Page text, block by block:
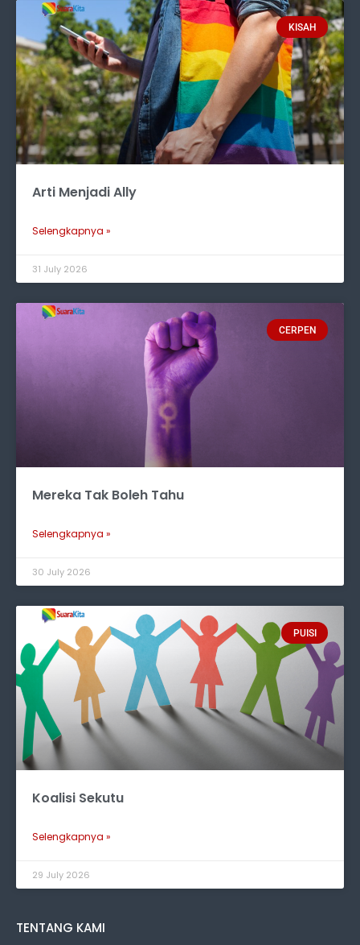
KISAH
Arti Menjadi Ally
Selengkapnya »
31 July 2026
CERPEN
Mereka Tak Boleh Tahu
Selengkapnya »
30 July 2026
PUISI
Koalisi Sekutu
Selengkapnya »
29 July 2026
TENTANG KAMI